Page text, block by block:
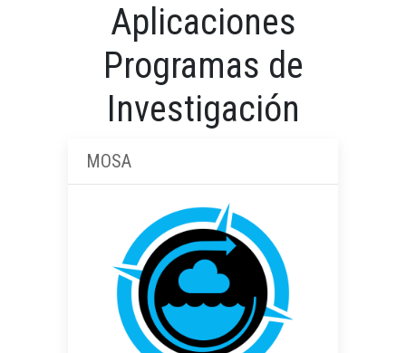
Aplicaciones
Programas de
Investigación
MOSA